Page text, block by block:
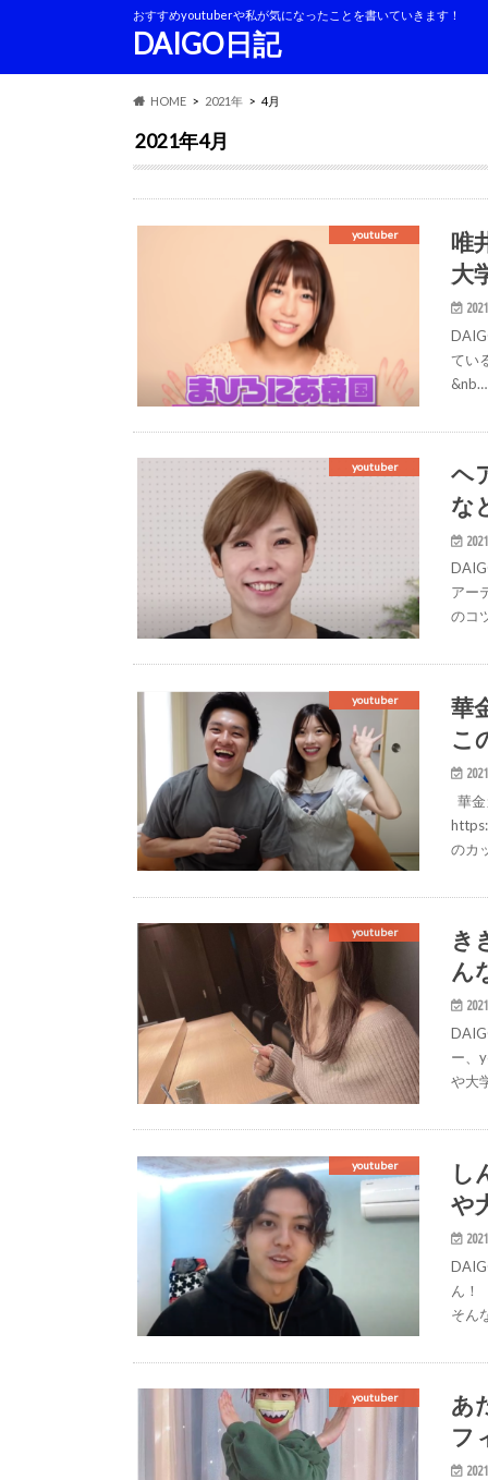
おすすめyoutuberや私が気になったことを書いていきます！
DAIGO日記
HOME 2021年 4月
2021年4月
youtuber
唯
大
てい
&nb…
youtuber
ヘ
な
アー
のコ
youtuber
華
こ
華
のカ
youtuber
き
ん
ー、
や大
youtuber
し
や
ん！
そん
youtuber
あ
フ